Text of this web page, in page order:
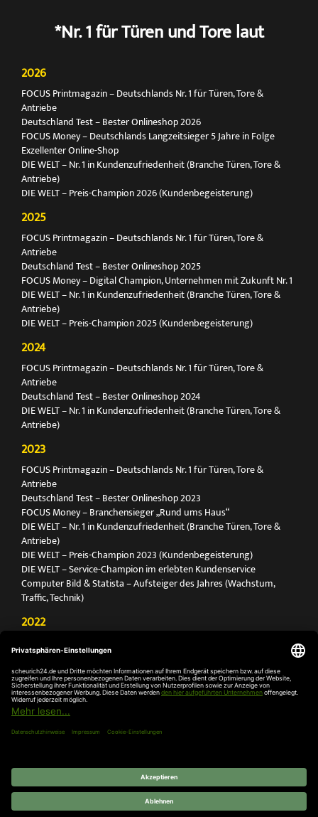
*Nr. 1 für Türen und Tore laut
2026
FOCUS Printmagazin – Deutschlands Nr. 1 für Türen, Tore &
Antriebe
Deutschland Test – Bester Onlineshop 2026
FOCUS Money – Deutschlands Langzeitsieger 5 Jahre in Folge
Exzellenter Online-Shop
DIE WELT – Nr. 1 in Kundenzufriedenheit (Branche Türen, Tore &
Antriebe)
DIE WELT – Preis-Champion 2026 (Kundenbegeisterung)
2025
FOCUS Printmagazin – Deutschlands Nr. 1 für Türen, Tore &
Antriebe
Deutschland Test – Bester Onlineshop 2025
FOCUS Money – Digital Champion, Unternehmen mit Zukunft Nr. 1
DIE WELT – Nr. 1 in Kundenzufriedenheit (Branche Türen, Tore &
Antriebe)
DIE WELT – Preis-Champion 2025 (Kundenbegeisterung)
2024
FOCUS Printmagazin – Deutschlands Nr. 1 für Türen, Tore &
Antriebe
Deutschland Test – Bester Onlineshop 2024
DIE WELT – Nr. 1 in Kundenzufriedenheit (Branche Türen, Tore &
Antriebe)
2023
FOCUS Printmagazin – Deutschlands Nr. 1 für Türen, Tore &
Antriebe
Deutschland Test – Bester Onlineshop 2023
FOCUS Money – Branchensieger „Rund ums Haus“
DIE WELT – Nr. 1 in Kundenzufriedenheit (Branche Türen, Tore &
Antriebe)
DIE WELT – Preis-Champion 2023 (Kundenbegeisterung)
DIE WELT – Service-Champion im erlebten Kundenservice
Computer Bild & Statista – Aufsteiger des Jahres (Wachstum,
Traffic, Technik)
2022
Antriebe
Deutschland Test – Bester Onlineshop 2022
FOCUS Money – Branchensieger „Rund ums Haus“
DIE WELT – Service-Champion im erlebten Kundenservice
DIE WELT – Branchengewinner Gold-Rang (Türen, Tore & Antriebe)